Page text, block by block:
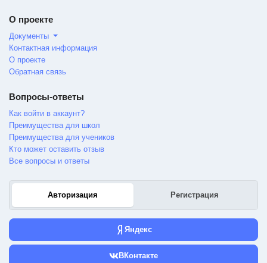
О проекте
Документы
Контактная информация
О проекте
Обратная связь
Вопросы-ответы
Как войти в аккаунт?
Преимущества для школ
Преимущества для учеников
Кто может оставить отзыв
Все вопросы и ответы
Авторизация Регистрация
Яндекс
ВКонтакте